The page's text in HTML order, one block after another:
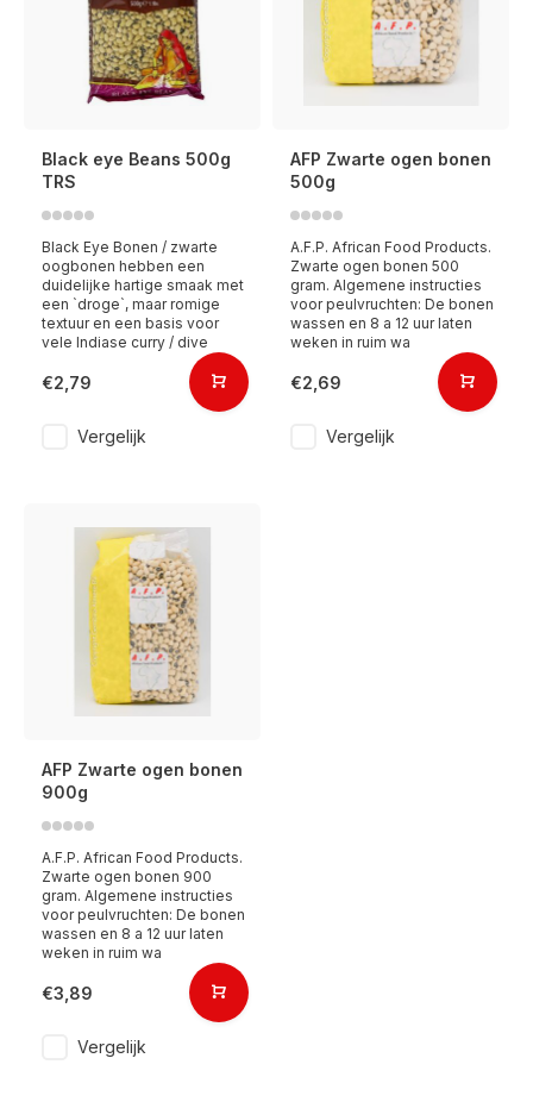
Black eye Beans 500g
TRS
Black Eye Bonen / zwarte
oogbonen hebben een
duidelijke hartige smaak met
een `droge`, maar romige
textuur en een basis voor
vele Indiase curry / dive
€2,79
Vergelijk
AFP Zwarte ogen bonen
500g
A.F.P. African Food Products.
Zwarte ogen bonen 500
gram. Algemene instructies
voor peulvruchten: De bonen
wassen en 8 a 12 uur laten
weken in ruim wa
€2,69
Vergelijk
AFP Zwarte ogen bonen
900g
A.F.P. African Food Products.
Zwarte ogen bonen 900
gram. Algemene instructies
voor peulvruchten: De bonen
wassen en 8 a 12 uur laten
weken in ruim wa
€3,89
Vergelijk